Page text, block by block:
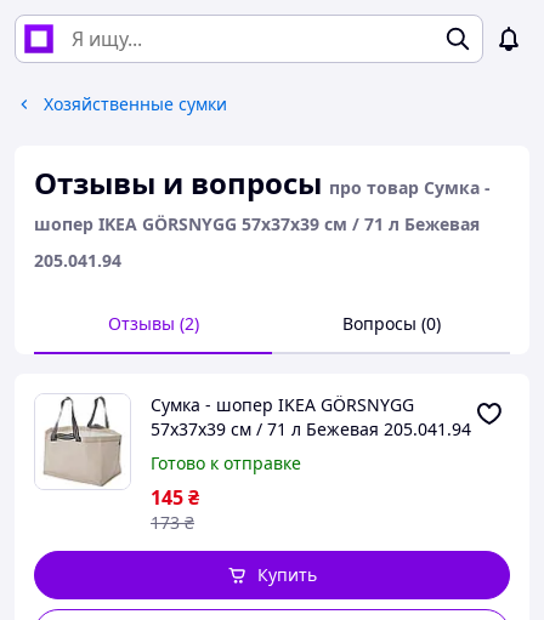
Хозяйственные сумки
Отзывы и вопросы про товар Сумка -
шопер IKEA GÖRSNYGG 57x37x39 см / 71 л Бежевая
205.041.94
Отзывы (2) Вопросы (0)
Сумка - шопер IKEA GÖRSNYGG
57x37x39 см / 71 л Бежевая 205.041.94
Готово к отправке
145₴
173 ₴
Купить